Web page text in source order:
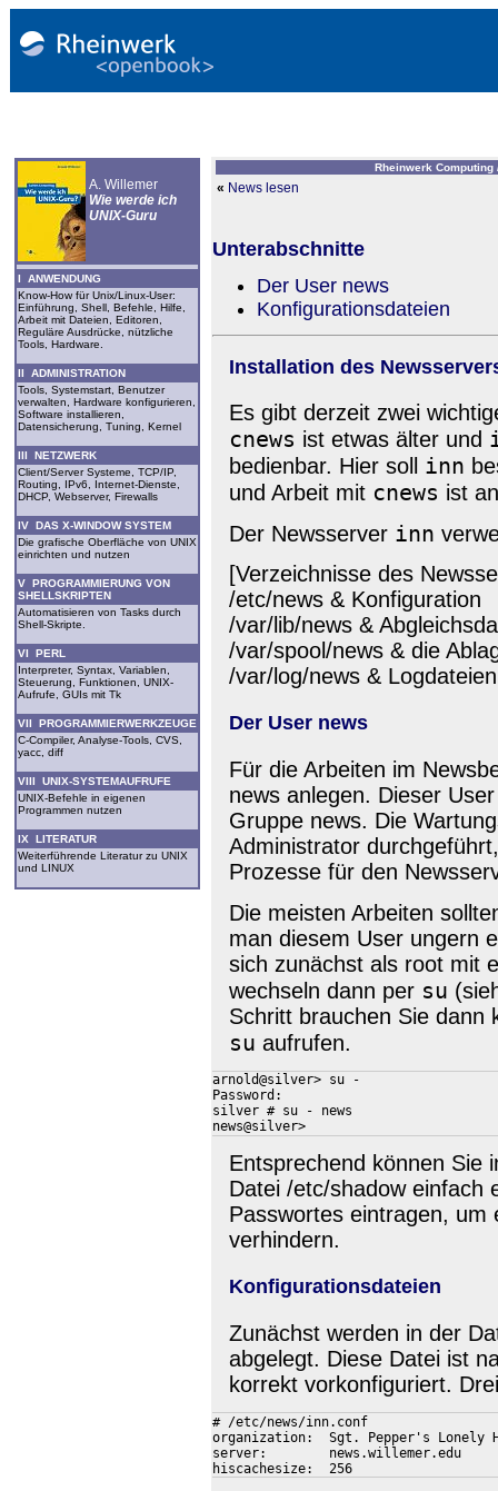
A. Willemer
Wie werde ich
UNIX-Guru
I ANWENDUNG
Know-How für Unix/Linux-User:
Einführung, Shell, Befehle, Hilfe,
Arbeit mit Dateien, Editoren,
Reguläre Ausdrücke, nützliche
Tools, Hardware.
II ADMINISTRATION
Tools, Systemstart, Benutzer
verwalten, Hardware konfigurieren,
Software installieren,
Datensicherung, Tuning, Kernel
III NETZWERK
Client/Server Systeme, TCP/IP,
Routing, IPv6, Internet-Dienste,
DHCP, Webserver, Firewalls
IV DAS X-WINDOW SYSTEM
Die grafische Oberfläche von UNIX
einrichten und nutzen
V PROGRAMMIERUNG VON
SHELLSKRIPTEN
Automatisieren von Tasks durch
Shell-Skripte.
VI PERL
Interpreter, Syntax, Variablen,
Steuerung, Funktionen, UNIX-
Aufrufe, GUIs mit Tk
VII PROGRAMMIERWERKZEUGE
C-Compiler, Analyse-Tools, CVS,
yacc, diff
VIII UNIX-SYSTEMAUFRUFE
UNIX-Befehle in eigenen
Programmen nutzen
IX LITERATUR
Weiterführende Literatur zu UNIX
und LINUX
Rheinwerk Computing
« News lesen
Unterabschnitte
Der User news
Konfigurationsdateien
Installation des
Es gibt derzeit zwei
cnews ist etwas älter und
bedienbar. Hier soll inn
und Arbeit mit cnews ist
Der Newsserver inn
[Verzeichnisse des
/etc/news & Konfiguration
/var/lib/news &
/var/spool/news & die
/var/log/news &
Der User news
Für die Arbeiten im
news anlegen. Dieser
Gruppe news. Die
Administrator
Prozesse für den
Die meisten Arbeiten
man diesem User ungern
sich zunächst als root mit
wechseln dann per su
Schritt brauchen Sie dann
su aufrufen.
arnold@silver> su -
Password:
silver # su - news
Entsprechend können Sie
Datei /etc/shadow einfach
Passwortes eintragen, um
verhindern.
Konfigurationsdateien
Zunächst werden in der
abgelegt. Diese Datei ist
korrekt vorkonfiguriert.
# /etc/news/inn.conf
organization:  Sgt. Pepper's Lonely
server:        news.willemer.edu